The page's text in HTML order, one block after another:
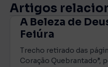
Artigos
A Beleza de
Feiúra
Trecho retirado das
Coração Quebrantado”,